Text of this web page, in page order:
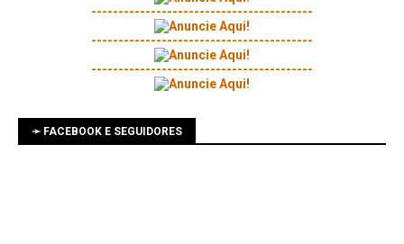
-----------------------------------------
-----------------------------------------
-----------------------------------------
➛ FACEBOOK E SEGUIDORES